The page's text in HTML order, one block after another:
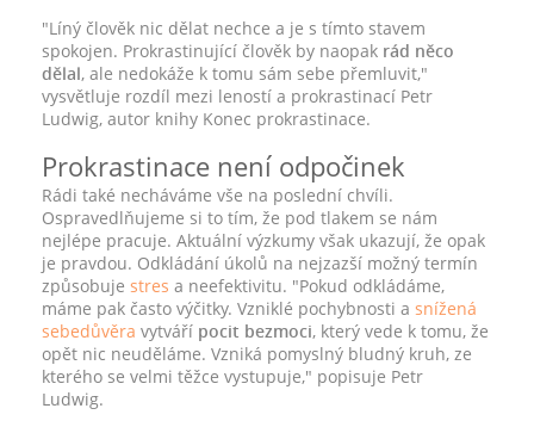
"Líný člověk nic dělat nechce a je s tímto stavem
spokojen. Prokrastinující člověk by naopak rád něco
dělal, ale nedokáže k tomu sám sebe přemluvit,"
vysvětluje rozdíl mezi leností a prokrastinací Petr
Ludwig, autor knihy Konec prokrastinace.
Prokrastinace není odpočinek
Rádi také necháváme vše na poslední chvíli.
Ospravedlňujeme si to tím, že pod tlakem se nám
nejlépe pracuje. Aktuální výzkumy však ukazují, že opak
je pravdou. Odkládání úkolů na nejzazší možný termín
způsobuje stres a neefektivitu. "Pokud odkládáme,
máme pak často výčitky. Vzniklé pochybnosti a snížená
sebedůvěra vytváří pocit bezmoci, který vede k tomu, že
opět nic neuděláme. Vzniká pomyslný bludný kruh, ze
kterého se velmi těžce vystupuje," popisuje Petr
Ludwig.